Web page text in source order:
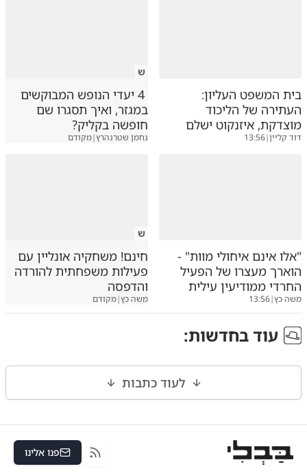
בית המשפט העליון:
העתירה של הליכוד
מוצדקת, איזנקוט ישלם
דוד קליין|
13:56
ש
4 יעדי הנופש המבוקשים
במגזר, ואיך תסגרו שם
חופשה בקליק?
נחמן שטרנהרץ|מקודם
"אלו אינם איחולי מוות" -
הוארך מעצרו של הפעיל
החרדי ממודיעין עילית
משה כץ|
13:56
ש
חינם! משחקיה אונליין עם
פעילות משפחתית להורדה
והדפסה
משה כץ|מקודם
עוד בחדשות:
לעוד כתבות
RSS פנו אלינו